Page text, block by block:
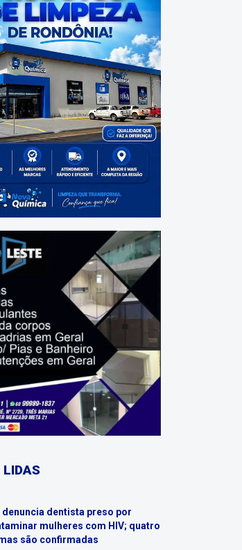
denuncia dentista preso por
mulheres com HIV; quatro
são confirmadas